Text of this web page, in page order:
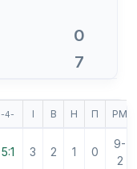
0
7
-4- І В Н П РМ
5:1 3 2 1 0
9-
2